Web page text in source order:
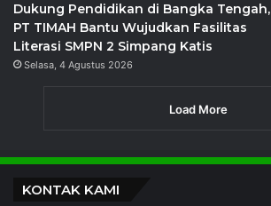
Dukung Pendidikan di Bangka Tengah,
PT TIMAH Bantu Wujudkan Fasilitas
Literasi SMPN 2 Simpang Katis
Selasa, 4 Agustus 2026
Load More
KONTAK KAMI